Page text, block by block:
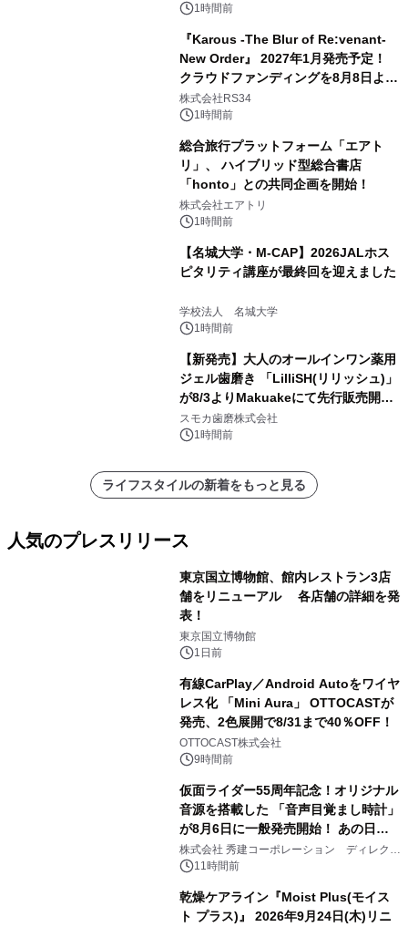
1時間前
『Karous -The Blur of Re:venant-
New Order』 2027年1月発売予定！
クラウドファンディングを8月8日より
開始
株式会社RS34
1時間前
総合旅行プラットフォーム「エアト
リ」、 ハイブリッド型総合書店
「honto」との共同企画を開始！
株式会社エアトリ
1時間前
【名城大学・M-CAP】2026JALホス
ピタリティ講座が最終回を迎えました
学校法人 名城大学
1時間前
【新発売】大人のオールインワン薬用
ジェル歯磨き 「LilliSH(リリッシュ)」
が8/3よりMakuakeにて先行販売開
始！
スモカ歯磨株式会社
1時間前
ライフスタイルの新着をもっと見る
人気のプレスリリース
東京国立博物館、館内レストラン3店
舗をリニューアル 各店舗の詳細を発
表！
東京国立博物館
1日前
有線CarPlay／Android Autoをワイヤ
レス化 「Mini Aura」 OTTOCASTが
発売、2色展開で8/31まで40％OFF！
OTTOCAST株式会社
9時間前
仮面ライダー55周年記念！オリジナル
音源を搭載した 「音声目覚まし時計」
が8月6日に一般発売開始！ あの日の
大興奮が今甦る
株式会社 秀建コーポレーション ディレクト
アートギャラリー
11時間前
乾燥ケアライン『Moist Plus(モイス
ト プラス)』 2026年9月24日(木)リニ